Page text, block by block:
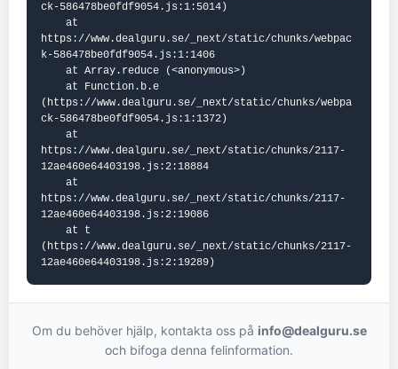
ck-586478be0fdf9054.js:1:5014)
https://www.dealguru.se/_next/static/chunks/webpac
k-586478be0fdf9054.js:1:1406
(https://www.dealguru.se/_next/static/chunks/webpa
ck-586478be0fdf9054.js:1:1372)
https://www.dealguru.se/_next/static/chunks/2117-
12ae460e64403198.js:2:18884
https://www.dealguru.se/_next/static/chunks/2117-
12ae460e64403198.js:2:19086
(https://www.dealguru.se/_next/static/chunks/2117-
12ae460e64403198.js:2:19289)
Om du behöver hjälp, kontakta oss på info@dealguru.se
och bifoga denna felinformation.